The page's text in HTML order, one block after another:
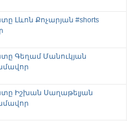
Լևոն Քոչարյան #shorts
Գեղամ Մանուկյան
Իշխան Սաղաթելյան